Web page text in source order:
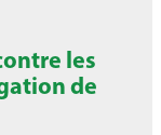
les
de